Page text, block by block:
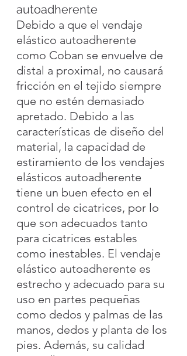
autoadherente
Debido a que el vendaje
elástico autoadherente
como Coban se envuelve de
distal a proximal, no causará
fricción en el tejido siempre
que no estén demasiado
apretado. Debido a las
características de diseño del
material, la capacidad de
estiramiento de los vendajes
elásticos autoadherente
tiene un buen efecto en el
control de cicatrices, por lo
que son adecuados tanto
para cicatrices estables
como inestables. El vendaje
elástico autoadherente es
estrecho y adecuado para su
uso en partes pequeñas
como dedos y palmas de las
manos, dedos y planta de los
pies. Además, su calidad